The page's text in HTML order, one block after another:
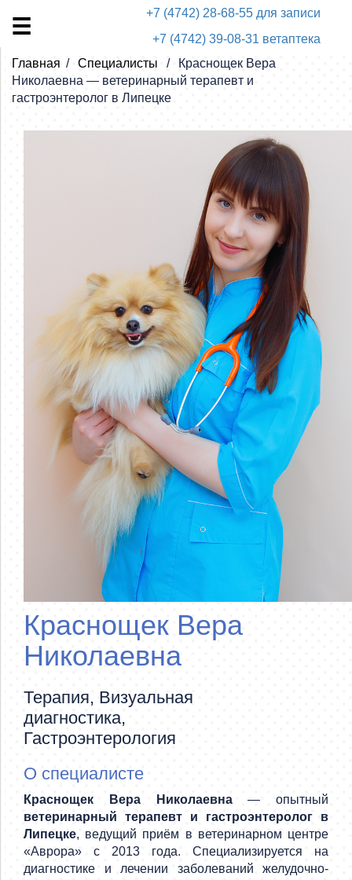
+7 (4742) 28-68-55 для записи
+7 (4742) 39-08-31 ветаптека
Главная
Специалисты
Краснощек Вера
Николаевна — ветеринарный терапевт и
гастроэнтеролог в Липецке
Краснощек Вера
Николаевна
Терапия, Визуальная
диагностика,
Гастроэнтерология
О специалисте
Краснощек Вера Николаевна— опытный
ветеринарный терапевт и гастроэнтеролог в
Липецке, ведущий приём в ветеринарном центре
«Аврора» с 2013 года. Специализируется на
диагностике и лечении заболеваний желудочно-